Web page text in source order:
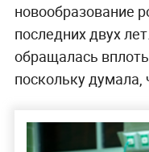
новообразование
последних двух
обращалась
поскольку думала,